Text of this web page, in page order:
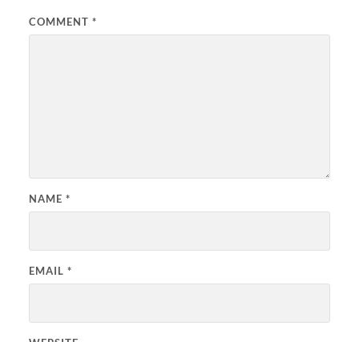
COMMENT *
NAME *
EMAIL *